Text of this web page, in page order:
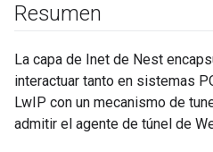
Resumen
La capa de Inet de Nest
interactuar tanto en sistemas
LwIP con un mecanismo de
admitir el agente de túnel de